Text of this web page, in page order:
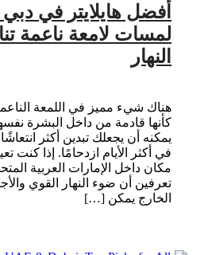
أفضل هايلايتر في
لمسات لامعة ناعمة
النهار
هناك شيء مميز في اللمعة
كأنها قادمة من داخل البشرة
يمكنه أن يجعلك تبدين أكثر
في أكثر الأيام ازدحامًا. إذا
تعرفين أن ضوء النهار القوي
الخارج يمكن […]